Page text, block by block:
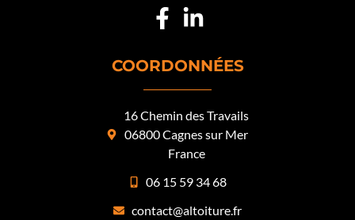
COORDONNÉES
16 Chemin des Travails
06800 Cagnes sur Mer
France
06 15 59 34 68
contact@altoiture.fr